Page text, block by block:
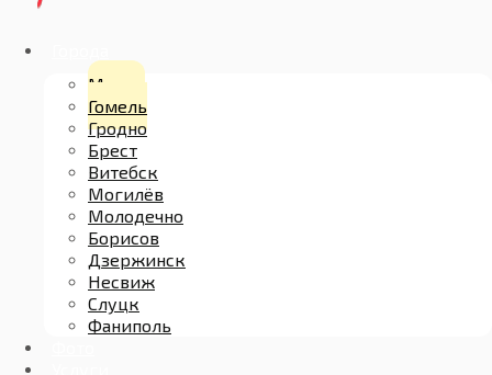
Минск
Гомель
Гродно
Брест
Витебск
Могилёв
Молодечно
Борисов
Дзержинск
Несвиж
Слуцк
Фаниполь